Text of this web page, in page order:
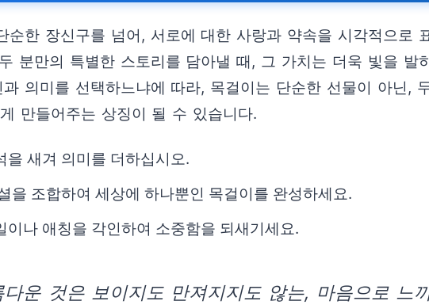
순한 장신구를 넘어, 서로에 대한 사랑과 약속을 시각적으로
분만의 특별한 스토리를 담아낼 때, 그 가치는 더욱 빛을 발
의미를 선택하느냐에 따라, 목걸이는 단순한 선물이 아닌,
만들어주는 상징이 될 수 있습니다.
을 새겨 의미를 더하십시오.
을 조합하여 세상에 하나뿐인 목걸이를 완성하세요.
이나 애칭을 각인하여 소중함을 되새기세요.
다운 것은 보이지도 만져지지도 않는, 마음으로 느